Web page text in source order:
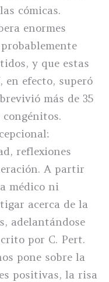
cómicas.
enormes
y que estas
en efecto, superó
más de 35
reflexiones
A partir
médico ni
acerca de la
adelantándose
por C. Pert.
pone sobre la
positivas, la risa